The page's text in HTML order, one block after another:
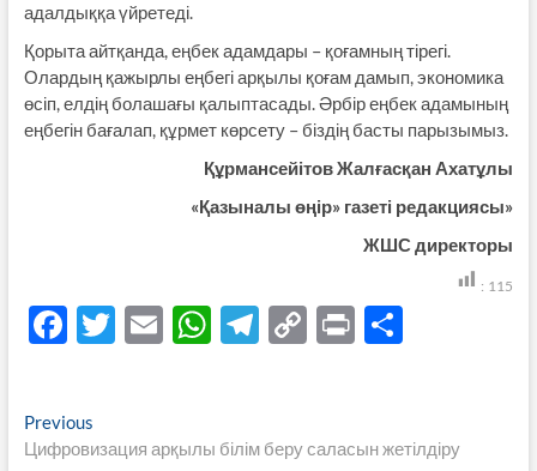
адалдыққа үйретеді.
Қорыта айтқанда, еңбек адамдары – қоғамның тірегі.
Олардың қажырлы еңбегі арқылы қоғам дамып, экономика
өсіп, елдің болашағы қалыптасады. Әрбір еңбек адамының
еңбегін бағалап, құрмет көрсету – біздің басты парызымыз.
Құрмансейітов Жалғасқан Ахатұлы
«Қазыналы өңір» газеті редакциясы»
ЖШС директоры
: 115
F
b
T
er
E W
s
T
gr
C
y
P S
e
Навигация
PreviousPrevious
post:
Цифровизация арқылы білім беру саласын жетілдіру